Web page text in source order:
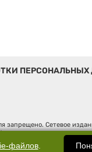
запрещено. Сетевое
Регистрационный
оф. 7015 Фактический
файлов.